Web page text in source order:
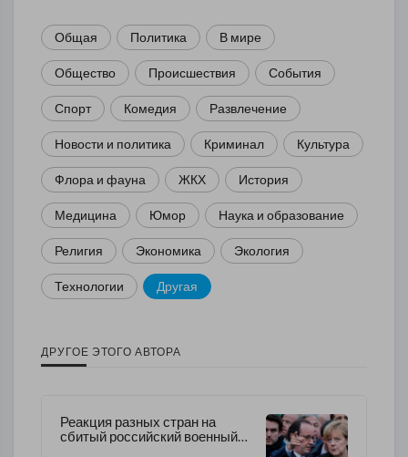
Общая Политика В мире
Общество Происшествия События
Спорт Комедия Развлечение
Новости и политика Криминал Культура
Флора и фауна ЖКХ История
Медицина Юмор Наука и образование
Религия Экономика Экология
Технологии Другая
ДРУГОЕ ЭТОГО АВТОРА
Реакция разных стран на
сбитый российский военный